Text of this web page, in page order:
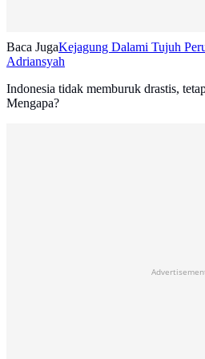
Baca JugaKejagung Dalami Tujuh
Adriansyah
Indonesia tidak memburuk drastis,
Mengapa?